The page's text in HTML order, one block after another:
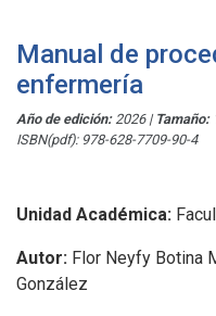
Manual de
enfermería
Año de edición: 2026 | Tamaño:
ISBN(pdf): 978-628-7709-90-4
Unidad Académica:
Autor: Flor Neyfy Botina
González